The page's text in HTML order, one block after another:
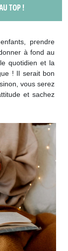
TOP !
prendre
à fond au
quotidien et la
! Il serait bon
vous serez
et sachez